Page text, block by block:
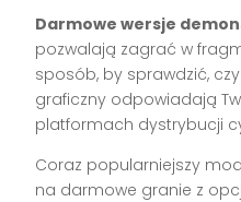
Darmowe wersje
pozwalają zagrać w
sposób, by sprawdzić,
graficzny odpowiadają
platformach dystrybucji
Coraz popularniejszy
na darmowe granie z